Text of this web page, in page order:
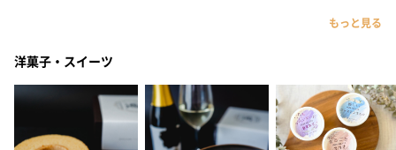
もっと見る
洋菓子・スイーツ